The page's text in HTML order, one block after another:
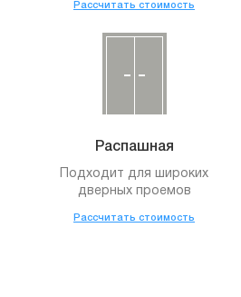
Рассчитать стоимость
Распашная
Подходит для широких
дверных проемов
Рассчитать стоимость